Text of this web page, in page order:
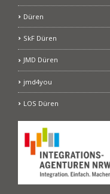
Düren
SkF Düren
JMD Düren
jmd4you
LOS Düren